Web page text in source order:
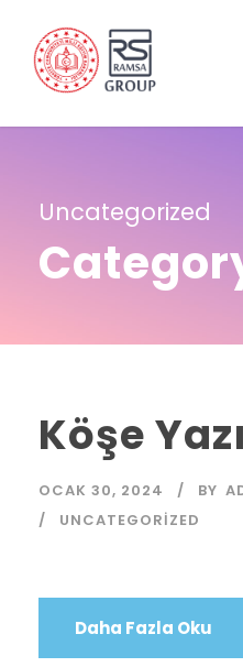
Uncategorized
Köşe
OCAK 30, 2024 BY
UNCATEGORIZED
Daha Fazla Oku